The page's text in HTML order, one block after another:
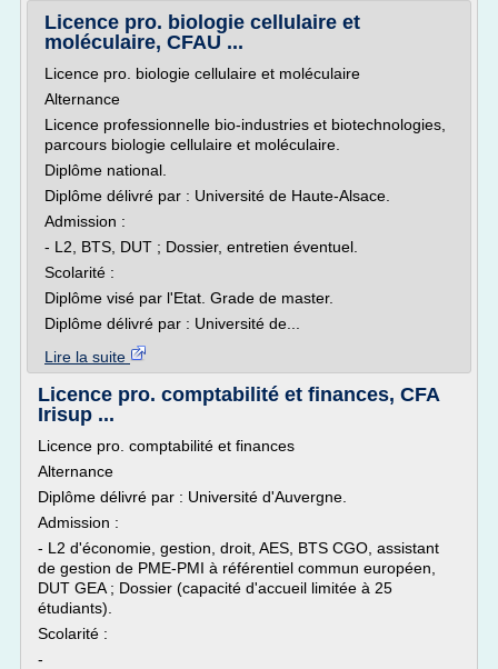
Licence pro. biologie cellulaire et
moléculaire, CFAU ...
Licence pro. biologie cellulaire et moléculaire
Alternance
Licence professionnelle bio-industries et biotechnologies,
parcours biologie cellulaire et moléculaire.
Diplôme national.
Diplôme délivré par : Université de Haute-Alsace.
Admission :
- L2, BTS, DUT ; Dossier, entretien éventuel.
Scolarité :
Diplôme visé par l'Etat. Grade de master.
Diplôme délivré par : Université de...
Lire la suite
Licence pro. comptabilité et finances, CFA
Irisup ...
Licence pro. comptabilité et finances
Alternance
Diplôme délivré par : Université d'Auvergne.
Admission :
- L2 d'économie, gestion, droit, AES, BTS CGO, assistant
de gestion de PME-PMI à référentiel commun européen,
DUT GEA ; Dossier (capacité d'accueil limitée à 25
étudiants).
Scolarité :
-